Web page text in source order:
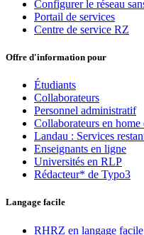
Configurer le réseau
Portail de services
Centre de service RZ
Offre d'information pour
Étudiants
Collaborateurs
Personnel administratif
Collaborateurs en
Landau : Services
Enseignants en ligne
Universités en RLP
Rédacteur* de Typo3
Langage facile
RHRZ en langage facile